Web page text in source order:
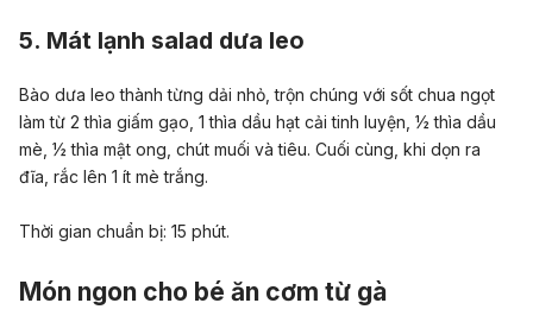
5. Mát lạnh salad dưa leo
Bào dưa leo thành từng dải nhỏ, trộn chúng với sốt chua ngọt
làm từ 2 thìa giấm gạo, 1 thìa dầu hạt cải tinh luyện, ½ thìa dầu
mè, ½ thìa mật ong, chút muối và tiêu. Cuối cùng, khi dọn ra
đĩa, rắc lên 1 ít mè trắng.
Thời gian chuẩn bị: 15 phút.
Món ngon cho bé ăn cơm từ gà